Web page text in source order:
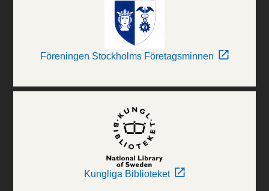
Föreningen Stockholms Företagsminnen
Kungliga Biblioteket